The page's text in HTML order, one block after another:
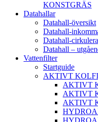
KONSTGRÄS
Datahallar
Datahall-översikt
Datahall-
Datahall-
Datahall –
Vattenfilter
Startguide
AKTIVT
AKTIVT
AKTIVT
AKTIVT